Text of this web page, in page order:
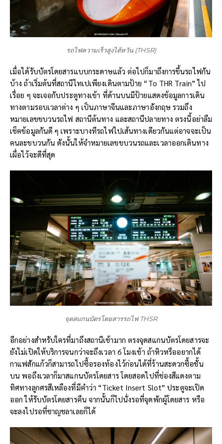
รถไฟความเร็วสูงไต้หวัน (THSR)
เมื่อได้รับบัตรโดยสารแบบกระดาษแล้ว ต่อไปก็มาถึงการขึ้นรถไฟกัน
บ้าง ถ้าเริ่มต้นที่สถานีไทเปเพียงเดินตามป้าย “To THR Train” ไป
เรื่อย ๆ จะเจอกับประตูทางเข้า ที่ด้านบนมีป้ายแสดงข้อมูลการเดิน
ทางตามรอบเวลาต่าง ๆ เป็นภาษาจีนและภาษาอังกฤษ รวมถึง
หมายเลขขบวนรถไฟ สถานีต้นทาง และสถานีปลายทาง ตรงนี้อย่าลืม
เช็คข้อมูลกันดี ๆ เพราะบางทีรถไฟไปเส้นทางเดียวกันแต่อาจจะเป็น
คนละขบวนกัน ดังนั้นให้จำหมายเลขขบวนรถและเวลาออกเดินทาง
เผื่อไว้จะดีที่สุด
จุดสแกนบัตรโดยสารรถไฟ THSR
อีกอย่างสำหรับใครที่มาถึงสถานีเช้ามาก ตรงจุดสแกนบัตรโดยสารจะ
ยังไม่เปิดให้บริการจนกว่าจะถึงเวลา 6 โมงเช้า ถ้าหิวหรืออยากได้
กาแฟสักแก้วก็สามารถไปซื้อรองท้องไว้ก่อนได้ที่ร้านสะดวกซื้อชั้น
บน พอถึงเวลาก็มาสแกนบัตรโดยสาร โดยสอดไปที่ช่องสีแดงตาม
ทิศทางลูกศรสีเหลืองที่มีคำว่า “Ticket Insert Slot” ประตูจะเปิด
ออก ให้รับบัตรโดยสารคืน จากนั้นก็ไปนั่งรอที่จุดพักผู้โดยสาร หรือ
จะลงไปรอที่ชาญชลาเลยก็ได้